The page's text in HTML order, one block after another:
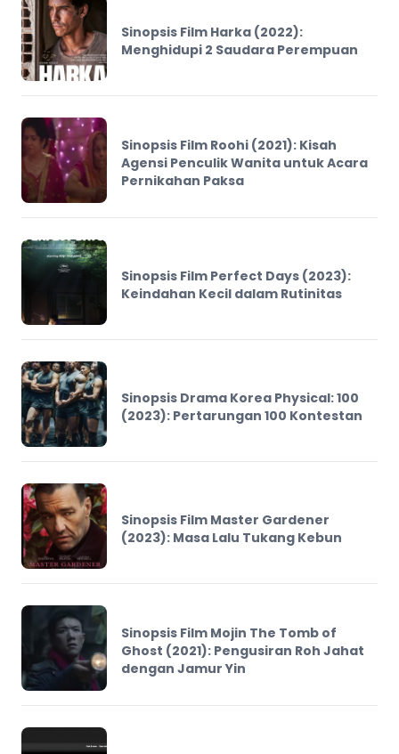
Sinopsis Film Harka (2022):
Menghidupi 2 Saudara Perempuan
Sinopsis Film Roohi (2021): Kisah
Agensi Penculik Wanita untuk Acara
Pernikahan Paksa
Sinopsis Film Perfect Days (2023):
Keindahan Kecil dalam Rutinitas
Sinopsis Drama Korea Physical: 100
(2023): Pertarungan 100 Kontestan
Sinopsis Film Master Gardener
(2023): Masa Lalu Tukang Kebun
Sinopsis Film Mojin The Tomb of
Ghost (2021): Pengusiran Roh Jahat
dengan Jamur Yin